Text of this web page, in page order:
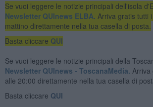
Se vuoi leggere le notizie principali dell'isola
Newsletter QUInews ELBA. Arriva gratis tutti
mattino direttamente nella tua casella di posta.
Basta cliccare QUI
Se vuoi leggere le notizie principali della
Newsletter QUInews - ToscanaMedia. Arriva
alle 20:00 direttamente nella tua casella di
Basta cliccare QUI